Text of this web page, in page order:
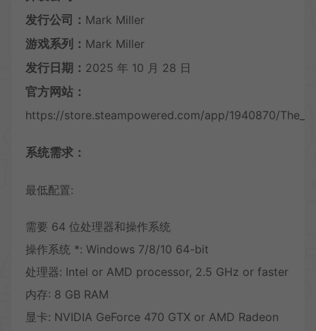
发行公司： Mark Miller
游戏系列： Mark Miller
发行日期： 2025 年 10 月 28 日
官方网站：
https://store.steampowered.com/app/1940870/
系统需求：
最低配置:
需要 64 位处理器和操作系统
操作系统 *: Windows 7/8/10 64-bit
处理器: Intel or AMD processor, 2.5 GHz or faster
内存: 8 GB RAM
显卡: NVIDIA GeForce 470 GTX or AMD Radeon